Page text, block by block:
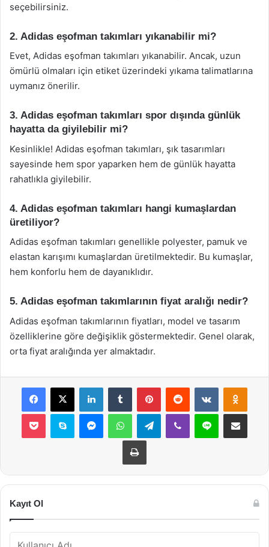
seçebilirsiniz.
2. Adidas eşofman takımları yıkanabilir mi?
Evet, Adidas eşofman takımları yıkanabilir. Ancak, uzun
ömürlü olmaları için etiket üzerindeki yıkama talimatlarına
uymanız önerilir.
3. Adidas eşofman takımları spor dışında günlük
hayatta da giyilebilir mi?
Kesinlikle! Adidas eşofman takımları, şık tasarımları
sayesinde hem spor yaparken hem de günlük hayatta
rahatlıkla giyilebilir.
4. Adidas eşofman takımları hangi kumaşlardan
üretiliyor?
Adidas eşofman takımları genellikle polyester, pamuk ve
elastan karışımı kumaşlardan üretilmektedir. Bu kumaşlar,
hem konforlu hem de dayanıklıdır.
5. Adidas eşofman takımlarının fiyat aralığı nedir?
Adidas eşofman takımlarının fiyatları, model ve tasarım
özelliklerine göre değişiklik göstermektedir. Genel olarak,
orta fiyat aralığında yer almaktadır.
Facebook
X LinkedInTumblr PinterestReddit VKontakte
Pocket Skype MessengerWhatsAppTelegramViber Line E-Posta ile
Yazdır
Kayıt Ol